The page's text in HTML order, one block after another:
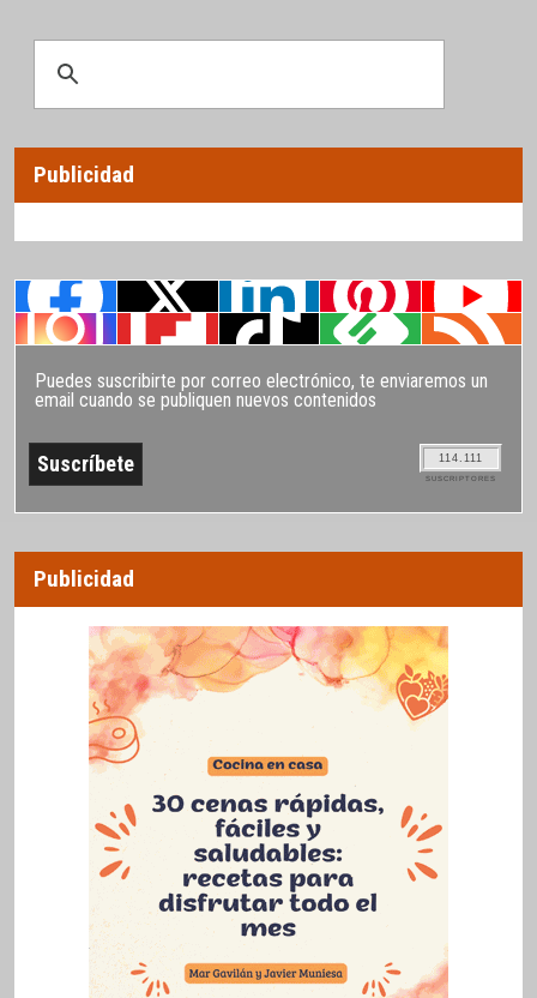
Publicidad
Puedes suscribirte por correo electrónico, te enviaremos un
email cuando se publiquen nuevos contenidos
114.111
SUSCRIPTORES
Publicidad